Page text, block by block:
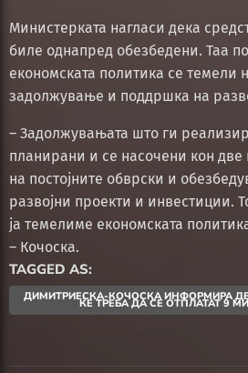
Министерката нагласи дека
биле однапред обезбедени. Таа
економската политика се темели
задолжување и поддршка на
– Задолжувањата што ги
планирани и се насочени кон
на постојните обврски и
развојни проекти и инвестиции.
ја темелиме економската
– Кочоска.
TAGGED AS:
ДИМИТРИЕСКА-КОЧОСКА ИНФОРМИРА
ЌЕ ТРЕБА ДА СЕ ОТПЛАТАТ 9